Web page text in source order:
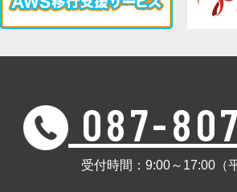
087-
受付時間：9:00～17:00（